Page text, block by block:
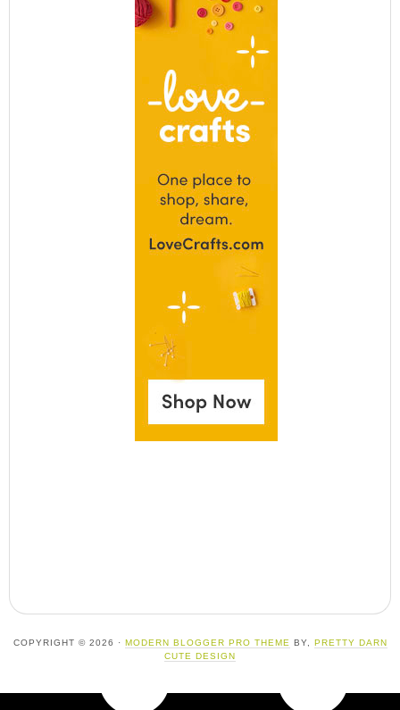
COPYRIGHT © 2026 · MODERN BLOGGER PRO THEME BY, PRETTY DARN
CUTE DESIGN